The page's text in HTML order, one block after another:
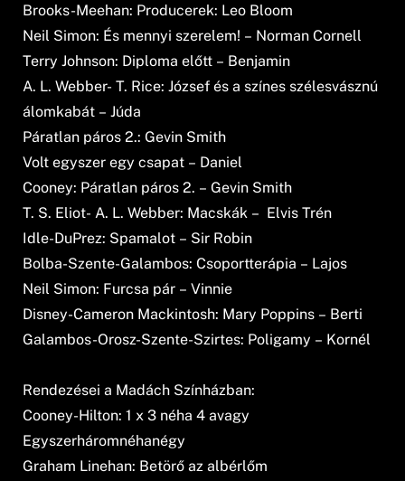
Brooks-Meehan: Producerek: Leo Bloom
Neil Simon: És mennyi szerelem! – Norman Cornell
Terry Johnson: Diploma előtt – Benjamin
A. L. Webber- T. Rice: József és a színes szélesvásznú
álomkabát – Júda
Páratlan páros 2.: Gevin Smith
Volt egyszer egy csapat – Daniel
Cooney: Páratlan páros 2. – Gevin Smith
T. S. Eliot- A. L. Webber: Macskák – Elvis Trén
Idle-DuPrez: Spamalot – Sir Robin
Bolba-Szente-Galambos: Csoportterápia – Lajos
Neil Simon: Furcsa pár – Vinnie
Disney-Cameron Mackintosh: Mary Poppins – Berti
Galambos-Orosz-Szente-Szirtes: Poligamy – Kornél
Rendezései a Madách Színházban:
Cooney-Hilton: 1 x 3 néha 4 avagy
Egyszerháromnéhanégy
Graham Linehan: Betörő az albérlőm